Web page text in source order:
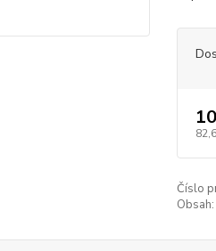
Číslo
Obsah: